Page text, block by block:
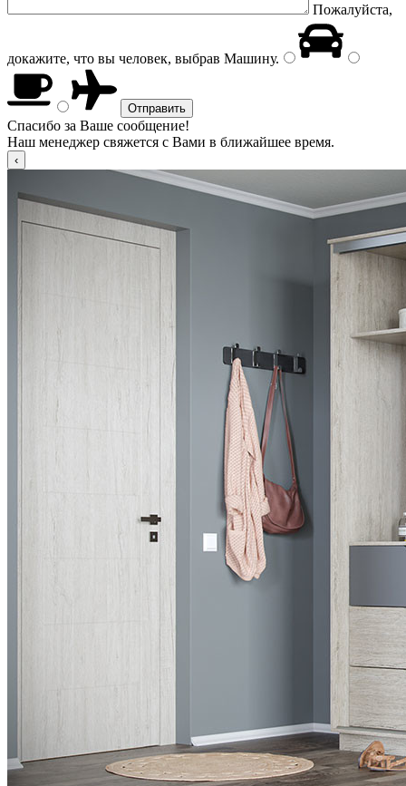
Пожалуйста,
докажите, что вы человек, выбрав Машину.
Спасибо за Ваше сообщение!
Наш менеджер свяжется с Вами в ближайшее время.